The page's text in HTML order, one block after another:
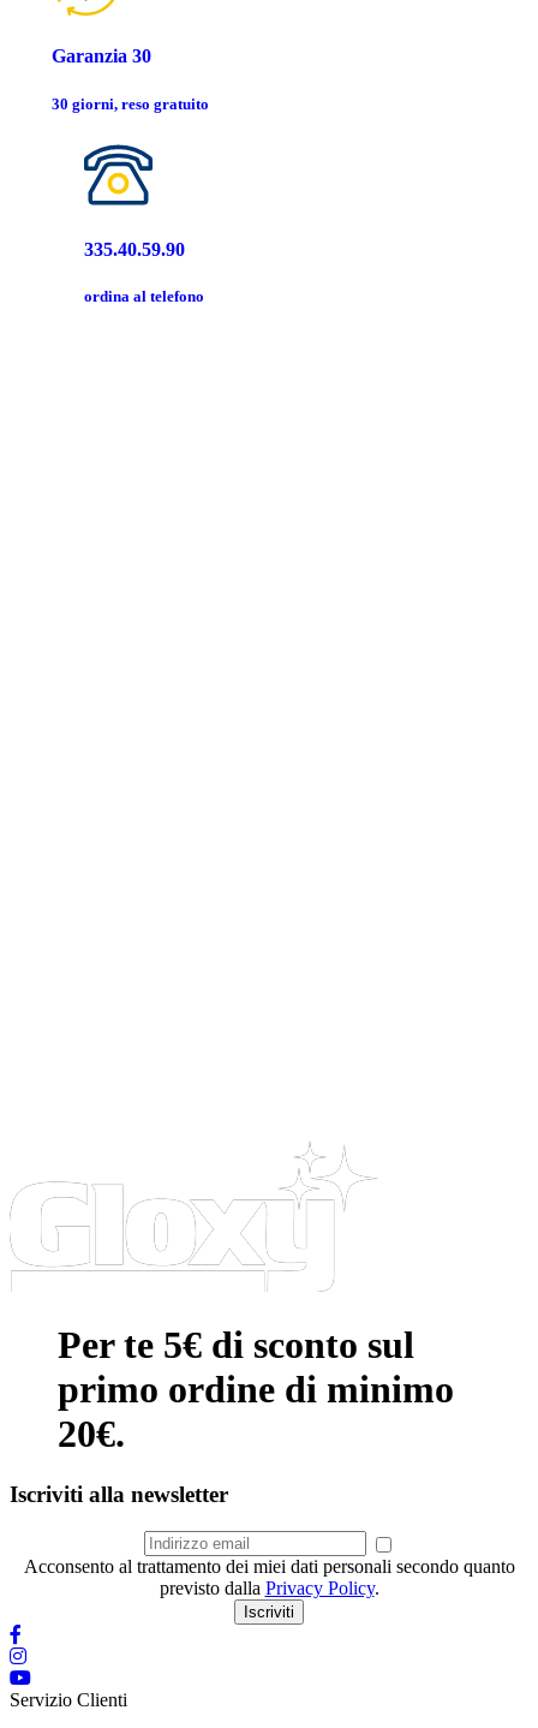
Garanzia 30
30 giorni, reso gratuito
335.40.59.90
ordina al telefono
Per te 5€ di sconto sul
primo ordine di minimo
20€.
Iscriviti alla newsletter
Acconsento al trattamento dei miei dati personali secondo quanto
previsto dalla Privacy Policy.
Iscriviti
Servizio Clienti